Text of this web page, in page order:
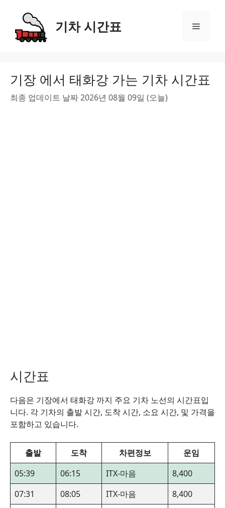
content
기차 시간표 Menu
기장 에서 태화강 가는 기차 시간표
최종 업데이트 날짜 2026년 08월 09일 (오늘)
시간표
다음은 기장에서 태화강 까지 주요 기차 노선의 시간표입
니다. 각 기차의 출발 시간, 도착 시간, 소요 시간, 및 가격을
포함하고 있습니다.
출발 도착 차편정보
운임
05:39
06:15 ITX-마음
8,400
07:31
08:05 ITX-마음
8,400